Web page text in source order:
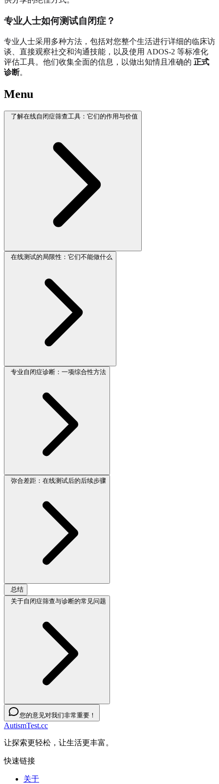
专业人士如何测试自闭症？
专业人士采用多种方法，包括对您整个生活进行详细的临床访
谈、直接观察社交和沟通技能，以及使用 ADOS-2 等标准化
评估工具。他们收集全面的信息，以做出知情且准确的 正式
诊断。
Menu
了解在线自闭症筛查工具：它们的作用与价值
在线测试的局限性：它们不能做什么
专业自闭症诊断：一项综合性方法
弥合差距：在线测试后的后续步骤
总结
关于自闭症筛查与诊断的常见问题
您的意见对我们非常重要！
AutismTest.cc
让探索更轻松，让生活更丰富。
快速链接
关于